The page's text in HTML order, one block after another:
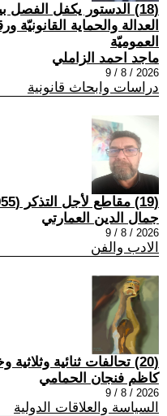
(18) الدستور يكفل
العدالة والحماية
العموميّة
ماجد احمد الزاملي
2026 / 8 / 9
دراسات وابحاث قانونية
(19) مقاطع لأجل التذكر (1955) * – لويس أراغون
جمال الدين العمارتي
2026 / 8 / 9
الادب والفن
(20) تحالفات ثنائية وثلاثية وخماسية
كاظم فنجان الحمامي
2026 / 8 / 9
السياسة والعلاقات الدولية